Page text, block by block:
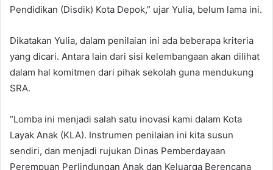
Pendidikan (Disdik) Kota Depok,” ujar Yulia, belum lama ini.
Dikatakan Yulia, dalam penilaian ini ada beberapa kriteria
yang dicari. Antara lain dari sisi kelembangaan akan dilihat
dalam hal komitmen dari pihak sekolah guna mendukung
SRA.
“Lomba ini menjadi salah satu inovasi kami dalam Kota
Layak Anak (KLA). Instrumen penilaian ini kita susun
sendiri, dan menjadi rujukan Dinas Pemberdayaan
Perempuan Perlindungan Anak dan Keluarga Berencana